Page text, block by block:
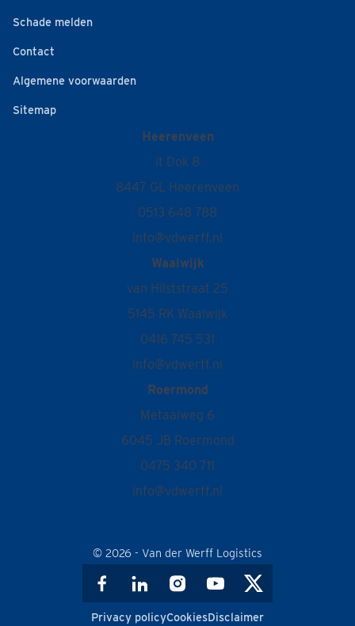
Schade melden
Contact
Algemene voorwaarden
Sitemap
Heerenveen
it Dok 8
8447 GL Heerenveen
0513 648 788
info@vdwerff.nl
Waalwijk
van Hilststraat 25
5145 RK Waalwijk
0416 745 531
info@vdwerff.nl
Roermond
Metaalweg 6
6045 JB Roermond
0475 340 711
info@vdwerff.nl
© 2026 - Van der Werff Logistics
Privacy policyCookiesDisclaimer